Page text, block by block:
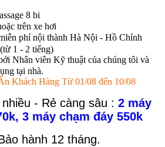
8 bi
trên xe hơi
phí nội thành Hà Nội - Hồ Chính
1 - 2 tiếng)
Nhân viên Kỹ thuật của chúng tôi và
tại nhà.
Khách Hàng Từ 01/08 đến 10/08
- Rẻ càng sâu : 2 máy
3 máy chạm đáy 550k
hành 12 tháng.